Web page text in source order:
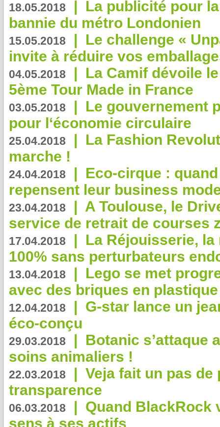
18.05.2018 | La publicité pour
bannie du métro Londonien
15.05.2018 | Le challenge «
invite à réduire vos
04.05.2018 | La Camif dévoile
5ème Tour Made in France
03.05.2018 | Le gouvernement
pour l‘économie circulaire
25.04.2018 | La Fashion
marche !
24.04.2018 | Eco-cirque :
repensent leur business
23.04.2018 | A Toulouse, le
service de retrait de courses
17.04.2018 | La Réjouisserie,
100% sans perturbateurs
13.04.2018 | Lego se met
avec des briques en
12.04.2018 | G-star lance un
éco-conçu
29.03.2018 | Botanic s’attaque
soins animaliers !
22.03.2018 | Veja fait un pas de
transparence
06.03.2018 | Quand BlackRock
sens à ses actifs